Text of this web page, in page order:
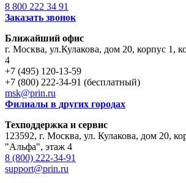
8 800 222 34 91
Заказать звонок
Ближайший офис
г. Москва, ул.Кулакова, дом 20, корпус 1,
4
+7 (495) 120-13-59
+7 (800) 222-34-91 (бесплатный)
msk@prin.ru
Филиалы в других городах
Техподдержка и сервис
123592, г. Москва, ул. Кулакова, дом 20,
"Альфа", этаж 4
8 (800) 222-34-91
support@prin.ru